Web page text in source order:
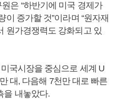
은 “하반기에 미국 경제가
증가할 것”이라며 “원자재
원가경쟁력도 강화되고 있
국시장을 중심으로 세계 U
대, 다음해 7천만 대로 빠른
을 내놓았다.